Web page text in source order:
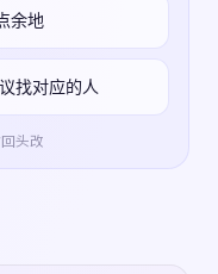
余地
找对应的人
头改